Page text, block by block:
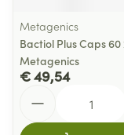
Metagenics
Bactiol Plus Caps 60
Metagenics
€ 49,54